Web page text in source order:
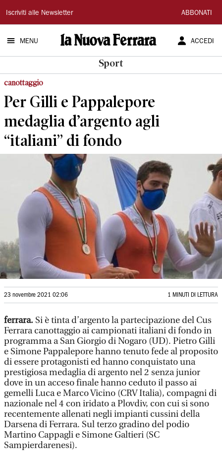
La
Nuova
Ferrara
Iscriviti alle Newsletter ABBONATI
MENU ACCEDI
Sport
canottaggio
Per Gilli e Pappalepore
medaglia d’argento agli
“italiani” di fondo
23 novembre 2021 02:06 1 MINUTI DI LETTURA
ferrara. Si è tinta d’argento la partecipazione del Cus
Ferrara canottaggio ai campionati italiani di fondo in
programma a San Giorgio di Nogaro (UD). Pietro Gilli
e Simone Pappalepore hanno tenuto fede al proposito
di essere protagonisti ed hanno conquistato una
prestigiosa medaglia di argento nel 2 senza junior
dove in un acceso finale hanno ceduto il passo ai
gemelli Luca e Marco Vicino (CRV Italia), compagni di
nazionale nel 4 con iridato a Plovdiv, con cui si sono
recentemente allenati negli impianti cussini della
Darsena di Ferrara. Sul terzo gradino del podio
Martino Cappagli e Simone Galtieri (SC
Sampierdarenesi).